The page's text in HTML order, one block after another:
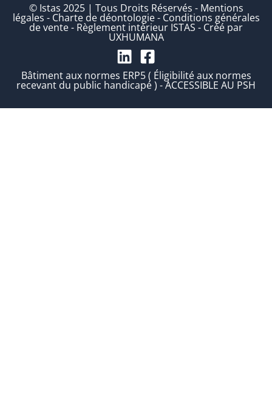
© Istas 2025 | Tous Droits Réservés - Mentions
légales - Charte de déontologie- Conditions générales
de vente- Règlement intérieur ISTAS - Créé par
UXHUMANA
Bâtiment aux normes ERP5 ( Éligibilité aux normes
recevant du public handicapé ) - ACCESSIBLE AU PSH